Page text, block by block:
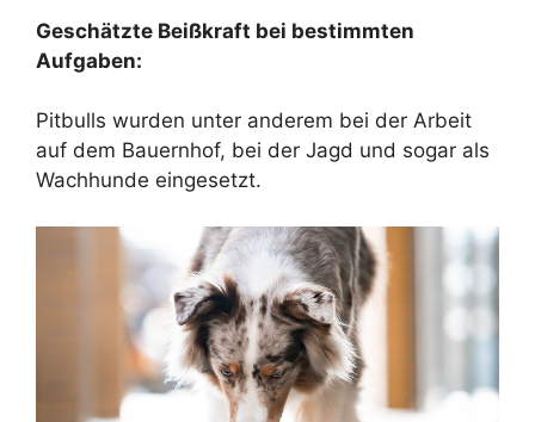
Geschätzte Beißkraft bei bestimmten
Aufgaben:
Pitbulls wurden unter anderem bei der Arbeit
auf dem Bauernhof, bei der Jagd und sogar als
Wachhunde eingesetzt.